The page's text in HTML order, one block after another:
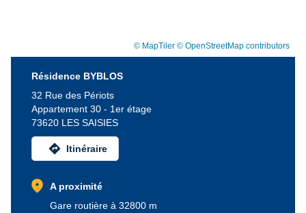
© MapTiler © OpenStreetMap contributors
Résidence BYBLOS
32 Rue des Périots
Appartement 30 - 1er étage
73620 LES SAISIES
directions Itinéraire
location_on
A proximité
Gare routière à 32800 m